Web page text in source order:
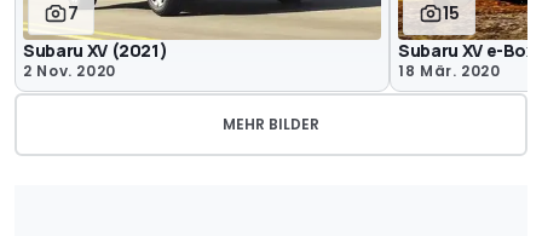
7
Subaru XV (2021)
2 Nov. 2020
15
Subaru XV e-
18 Mär. 2020
MEHR BILDER